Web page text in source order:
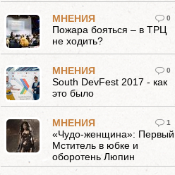
0
МНЕНИЯ
Пожара бояться – в ТРЦ
не ходить?
0
МНЕНИЯ
South DevFest 2017 - как
это было
1
МНЕНИЯ
«Чудо-женщина»: Первый
Мститель в юбке и
оборотень Люпин